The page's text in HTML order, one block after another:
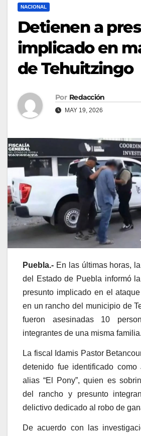
NACIONAL
Detienen a
implicado en
de Tehuitzingo
Por Redacción
MAY 19, 2026
Puebla.- En las últimas horas,
del Estado de Puebla informó
presunto implicado en el
en un rancho del municipio de
fueron asesinadas 10
integrantes de una misma familia.
La fiscal Idamis Pastor
detenido fue identificado como
alias “El Pony”, quien es
del rancho y presunto
delictivo dedicado al robo de
De acuerdo con las